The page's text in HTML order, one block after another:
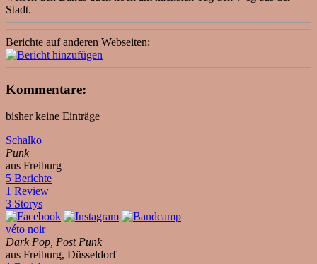
Stadt.
Berichte auf anderen Webseiten:
Kommentare:
bisher keine Einträge
Schalko
Punk
aus Freiburg
5 Berichte
1 Review
3 Storys
véto noir
Dark Pop, Post Punk
aus Freiburg, Düsseldorf